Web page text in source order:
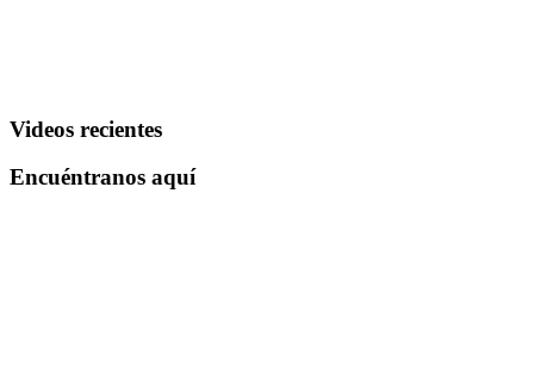
Videos recientes
Encuéntranos aquí